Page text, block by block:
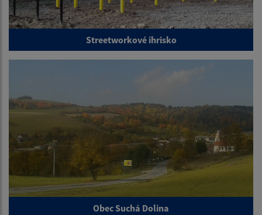
Streetworkové ihrisko
Obec Suchá Dolina